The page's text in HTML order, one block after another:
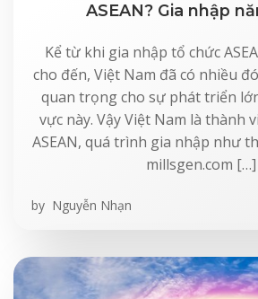
ASEAN? Gia nhập
Kể từ khi gia nhập tổ chức
cho đến, Việt Nam đã có nhiều
quan trọng cho sự phát triển
vực này. Vậy Việt Nam là thành
ASEAN, quá trình gia nhập như
millsgen.com […]
by Nguyễn Nhạn